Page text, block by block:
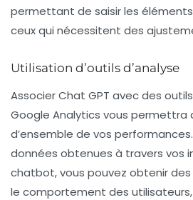
permettant de saisir les
ceux qui nécessitent des
Utilisation d’outils d’analyse
Associer Chat GPT avec des
Google Analytics vous permettra
d’ensemble de vos
données obtenues à travers vos
chatbot, vous pouvez obtenir des
le comportement des